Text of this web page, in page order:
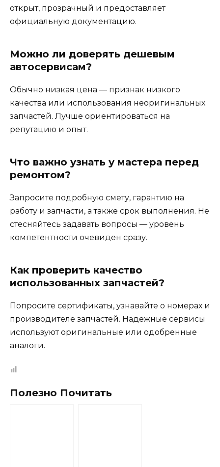
открыт, прозрачный и предоставляет
официальную документацию.
Можно ли доверять дешевым
автосервисам?
Обычно низкая цена — признак низкого
качества или использования неоригинальных
запчастей. Лучше ориентироваться на
репутацию и опыт.
Что важно узнать у мастера перед
ремонтом?
Запросите подробную смету, гарантию на
работу и запчасти, а также срок выполнения. Не
стесняйтесь задавать вопросы — уровень
компетентности очевиден сразу.
Как проверить качество
использованных запчастей?
Попросите сертификаты, узнавайте о номерах и
производителе запчастей. Надежные сервисы
используют оригинальные или одобренные
аналоги.
Полезно Почитать